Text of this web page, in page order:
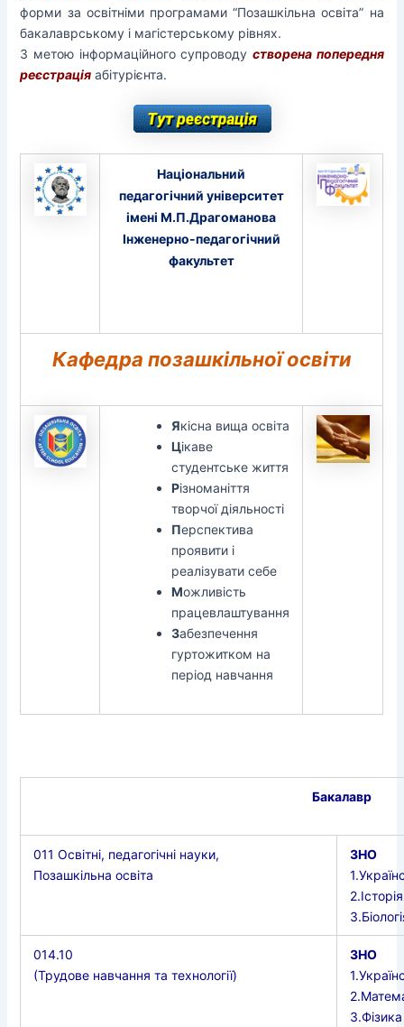
форми за освітніми програмами “Позашкільна освіта” на
бакалаврському і магістерському рівнях.
З метою інформаційного супроводу створена попередня
реєстрація абітурієнта.
Національний
педагогічний університет
імені М.П.Драгоманова
Інженерно-педагогічний
факультет
Кафедра позашкільної освіти
Якісна вища освіта
Цікаве
студентське життя
Різноманіття
творчої діяльності
Перспектива
проявити і
реалізувати себе
Можливість
працевлаштування
Забезпечення
гуртожитком на
період навчання
Бакалавр
011 Освітні, педагогічні науки,
Позашкільна освіта
ЗНО
014.10
(Трудове навчання та технології)
ЗНО
3.Фізика